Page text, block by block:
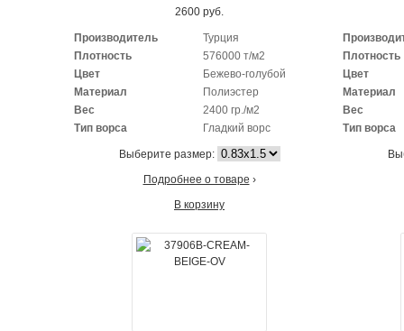
2600 руб.
Производитель
Турция
Плотность
576000 т/м2
Цвет
Бежево-голубой
Материал
Полиэстер
Вес
2400 гр./м2
Тип ворса
Гладкий ворс
Выберите размер:
Подробнее о товаре ›
В корзину
Плотность
Цвет
Материал
Вес
Тип ворса